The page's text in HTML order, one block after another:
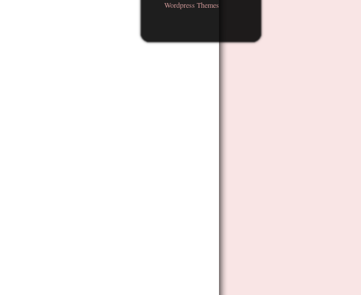
Wordpress Themes